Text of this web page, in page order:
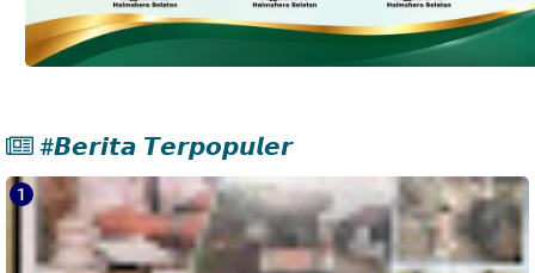
#𝘽𝙚𝙧𝙞𝙩𝙖 𝙏𝙚𝙧𝙥𝙤𝙥𝙪𝙡𝙚𝙧